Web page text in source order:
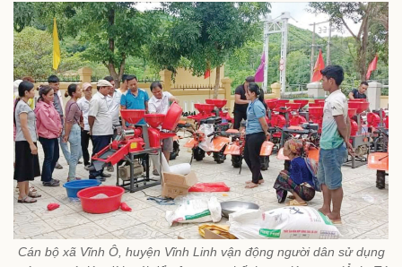
Cán bộ xã Vĩnh Ô, huyện Vĩnh Linh vận động người dân sử dụng